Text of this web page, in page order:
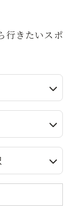
行きたいスポ